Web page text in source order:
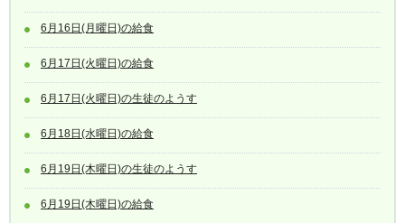
6月16日(月曜日)の給食
6月17日(火曜日)の給食
6月17日(火曜日)の生徒のようす
6月18日(水曜日)の給食
6月19日(木曜日)の生徒のようす
6月19日(木曜日)の給食